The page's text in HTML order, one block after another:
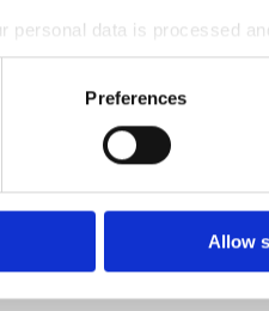
personal data is processed
content and ads, to provide
our site with our social
provided to them or that
Preferences
Allow